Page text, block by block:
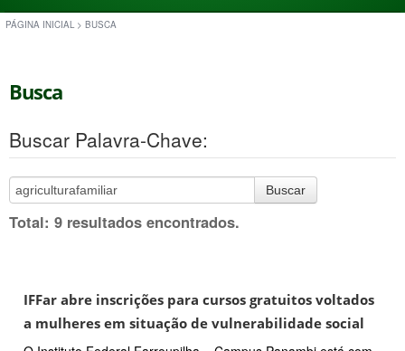
PÁGINA INICIAL > BUSCA
Busca
Buscar Palavra-Chave:
Buscar
Total: 9 resultados encontrados.
IFFar abre inscrições para cursos gratuitos voltados
a mulheres em situação de vulnerabilidade social